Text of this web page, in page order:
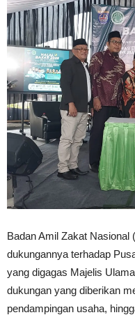
Badan Amil Zakat
dukungannya terhadap
yang digagas Majelis
dukungan yang diberikan
pendampingan usaha,